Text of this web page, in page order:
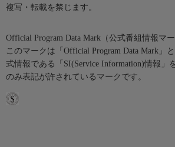
複写・転載を禁じます。
Official Program Data Mark（公式番組情報マー
このマークは「Official Program Data Mark」
式情報である「SI(Service Information)情報」
のみ表記が許されているマークです。